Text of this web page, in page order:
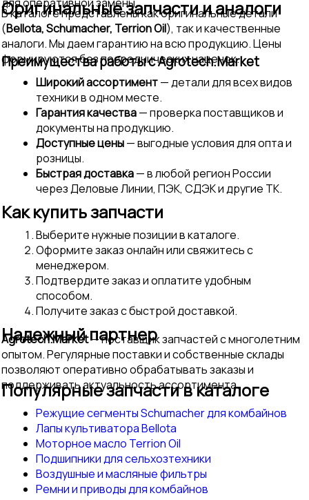
Оригинальные запчасти и аналоги
В каталоге представлены как оригинальные детали
(Bellota, Schumacher, Terrion Oil), так и качественные
аналоги. Мы даем гарантию на всю продукцию. Цены
формируются без посреднических наценок.
Преимущества работы с Agrotech.Market
Широкий ассортимент— детали для всех видов
техники в одном месте.
Гарантия качества— проверка поставщиков и
документы на продукцию.
Доступные цены— выгодные условия для опта и
розницы.
Быстрая доставка— в любой регион России
через Деловые Линии, ПЭК, СДЭК и другие ТК.
Как купить запчасти
Выберите нужные позиции в каталоге.
Оформите заказ онлайн или свяжитесь с
менеджером.
Подтвердите заказ и оплатите удобным
способом.
Получите заказ с быстрой доставкой.
Надежный партнер
Agrotech.Market— поставщик запчастей с многолетним
опытом. Регулярные поставки и собственные склады
позволяют оперативно обрабатывать заказы и
поддерживать актуальность ассортимента.
Популярные запчасти в каталоге
Режущие сегменты Schumacher для комбайнов
Лапы культиватора Bellota
Моторное масло Terrion Oil
Подшипники для сельхозтехники
Воздушные и масляные фильтры
Ремни и приводы для комбайнов